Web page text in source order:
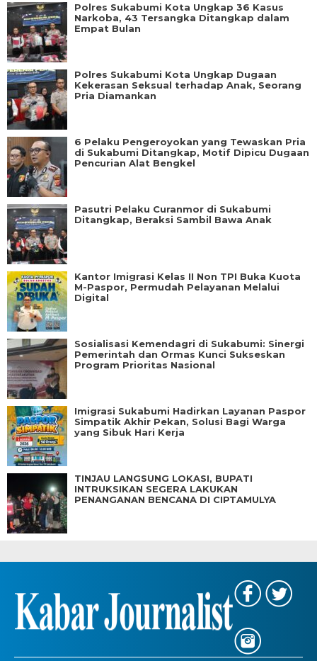
Polres Sukabumi Kota Ungkap 36 Kasus
Narkoba, 43 Tersangka Ditangkap dalam
Empat Bulan
Polres Sukabumi Kota Ungkap Dugaan
Kekerasan Seksual terhadap Anak, Seorang
Pria Diamankan
6 Pelaku Pengeroyokan yang Tewaskan Pria
di Sukabumi Ditangkap, Motif Dipicu Dugaan
Pencurian Alat Bengkel
Pasutri Pelaku Curanmor di Sukabumi
Ditangkap, Beraksi Sambil Bawa Anak
Kantor Imigrasi Kelas II Non TPI Buka Kuota
M-Paspor, Permudah Pelayanan Melalui
Digital
Sosialisasi Kemendagri di Sukabumi: Sinergi
Pemerintah dan Ormas Kunci Sukseskan
Program Prioritas Nasional
Imigrasi Sukabumi Hadirkan Layanan Paspor
Simpatik Akhir Pekan, Solusi Bagi Warga
yang Sibuk Hari Kerja
TINJAU LANGSUNG LOKASI, BUPATI
INTRUKSIKAN SEGERA LAKUKAN
PENANGANAN BENCANA DI CIPTAMULYA